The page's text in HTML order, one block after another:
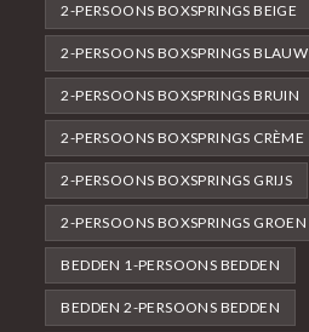
2-PERSOONS BOXSPRINGS BEIGE
2-PERSOONS BOXSPRINGS BLAUW
2-PERSOONS BOXSPRINGS BRUIN
2-PERSOONS BOXSPRINGS CRÈME
2-PERSOONS BOXSPRINGS GRIJS
2-PERSOONS BOXSPRINGS GROEN
BEDDEN 1-PERSOONS BEDDEN
BEDDEN 2-PERSOONS BEDDEN